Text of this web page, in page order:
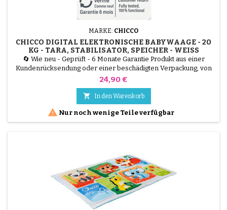
MARKE: CHICCO
CHICCO DIGITAL ELEKTRONISCHE BABYWAAGE - 20
KG - TARA, STABILISATOR, SPEICHER - WEISS
🔄 Wie neu - Geprüft - 6 Monate Garantie Produkt aus einer
Kundenrücksendung oder einer beschädigten Verpackung, von
unseren Technikern getestet und 100 % funktionsfähig. Diese
ultrapräzise Wachstumskontrolle bis 20 kg. Sie verfügt über drei
wichtige Funktionen: die Tara-Funktion (zum Wiegen...
Preis
24,90 €
 In den Warenkorb
 Nur noch wenige Teile verfügbar